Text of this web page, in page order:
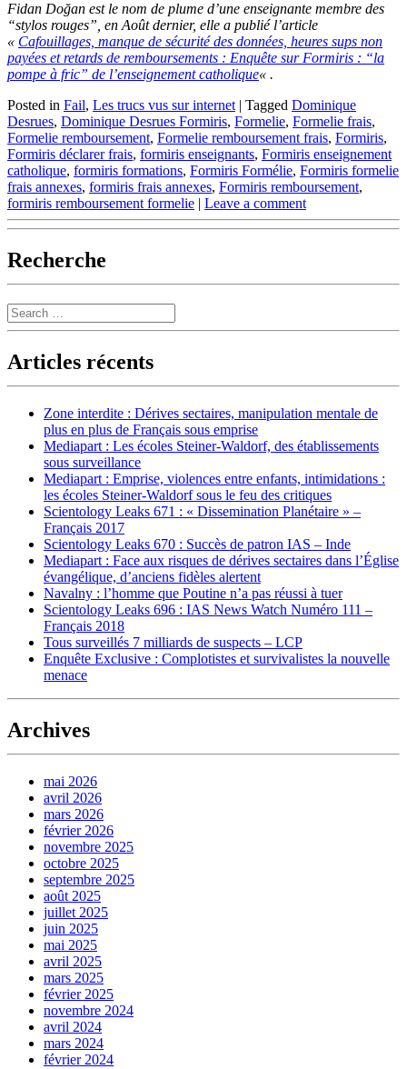
Fidan Doğan est le nom de plume d’une enseignante membre des
“stylos rouges”, en Août dernier, elle a publié l’article
« Cafouillages, manque de sécurité des données, heures sups non
payées et retards de remboursements : Enquête sur Formiris : “la
pompe à fric” de l’enseignement catholique« .
Posted in Fail, Les trucs vus sur internet | Tagged Dominique
Desrues, Dominique Desrues Formiris, Formelie, Formelie frais,
Formelie remboursement, Formelie remboursement frais, Formiris,
Formiris déclarer frais, formiris enseignants, Formiris enseignement
catholique, formiris formations, Formiris Formélie, Formiris formelie
frais annexes, formiris frais annexes, Formiris remboursement,
formiris remboursement formelie | Leave a comment
Recherche
Search
Articles récents
Zone interdite : Dérives sectaires, manipulation mentale de
plus en plus de Français sous emprise
Mediapart : Les écoles Steiner-Waldorf, des établissements
sous surveillance
Mediapart : Emprise, violences entre enfants, intimidations :
les écoles Steiner-Waldorf sous le feu des critiques
Scientology Leaks 671 : « Dissemination Planétaire » –
Français 2017
Scientology Leaks 670 : Succès de patron IAS – Inde
Mediapart : Face aux risques de dérives sectaires dans l’Église
évangélique, d’anciens fidèles alertent
Navalny : l’homme que Poutine n’a pas réussi à tuer
Scientology Leaks 696 : IAS News Watch Numéro 111 –
Français 2018
Tous surveillés 7 milliards de suspects – LCP
Enquête Exclusive : Complotistes et survivalistes la nouvelle
menace
Archives
mai 2026
avril 2026
mars 2026
février 2026
novembre 2025
octobre 2025
septembre 2025
août 2025
juillet 2025
juin 2025
mai 2025
avril 2025
mars 2025
février 2025
novembre 2024
avril 2024
mars 2024
février 2024